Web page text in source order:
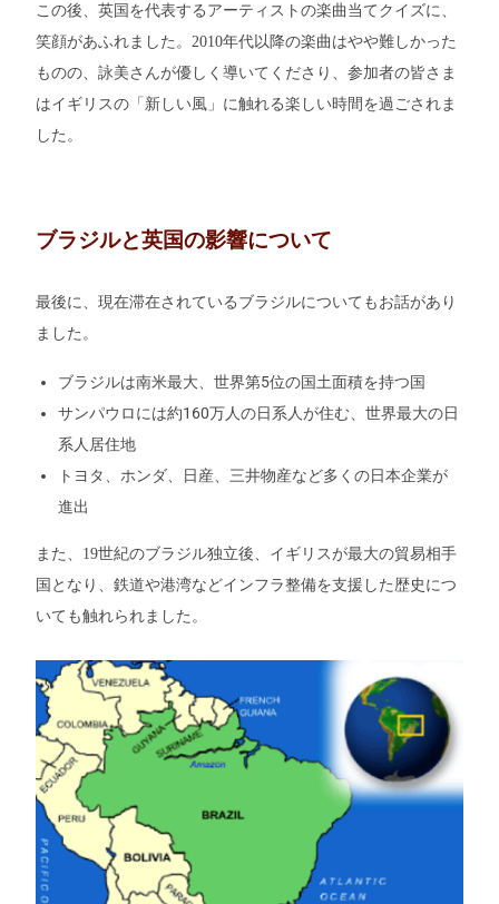
この後、英国を代表するアーティストの楽曲当てクイズに、
笑顔があふれました。2010年代以降の楽曲はやや難しかった
ものの、詠美さんが優しく導いてくださり、参加者の皆さま
はイギリスの「新しい風」に触れる楽しい時間を過ごされま
した。
ブラジルと英国の影響について
最後に、現在滞在されているブラジルについてもお話があり
ました。
ブラジルは南米最大、世界第5位の国土面積を持つ国
サンパウロには約160万人の日系人が住む、世界最大の日
系人居住地
トヨタ、ホンダ、日産、三井物産など多くの日本企業が
進出
また、19世紀のブラジル独立後、イギリスが最大の貿易相手
国となり、鉄道や港湾などインフラ整備を支援した歴史につ
いても触れられました。